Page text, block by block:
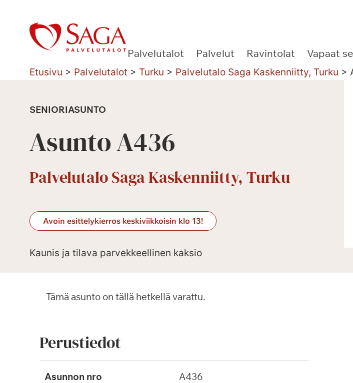
sisältöön
Palvelutalot Palvelut Ravintolat Vapaat
Etusivu > Palvelutalot > Turku > Palvelutalo Saga Kaskenniitty, Turku >
SENIORIASUNTO
Asunto A436
Palvelutalo Saga Kaskenniitty, Turku
Avoin esittelykierros keskiviikkoisin klo 13!
Kaunis ja tilava parvekkeellinen kaksio
Tämä asunto on tällä hetkellä varattu.
Perustiedot
Asunnon nro A436